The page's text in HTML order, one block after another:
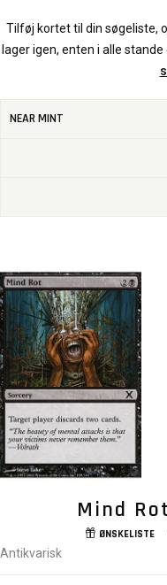
Tilføj kortet til din søgeliste,
lager igen, enten i alle
NEAR MINT
Mind
ØNSKELISTE
Antikvarisk